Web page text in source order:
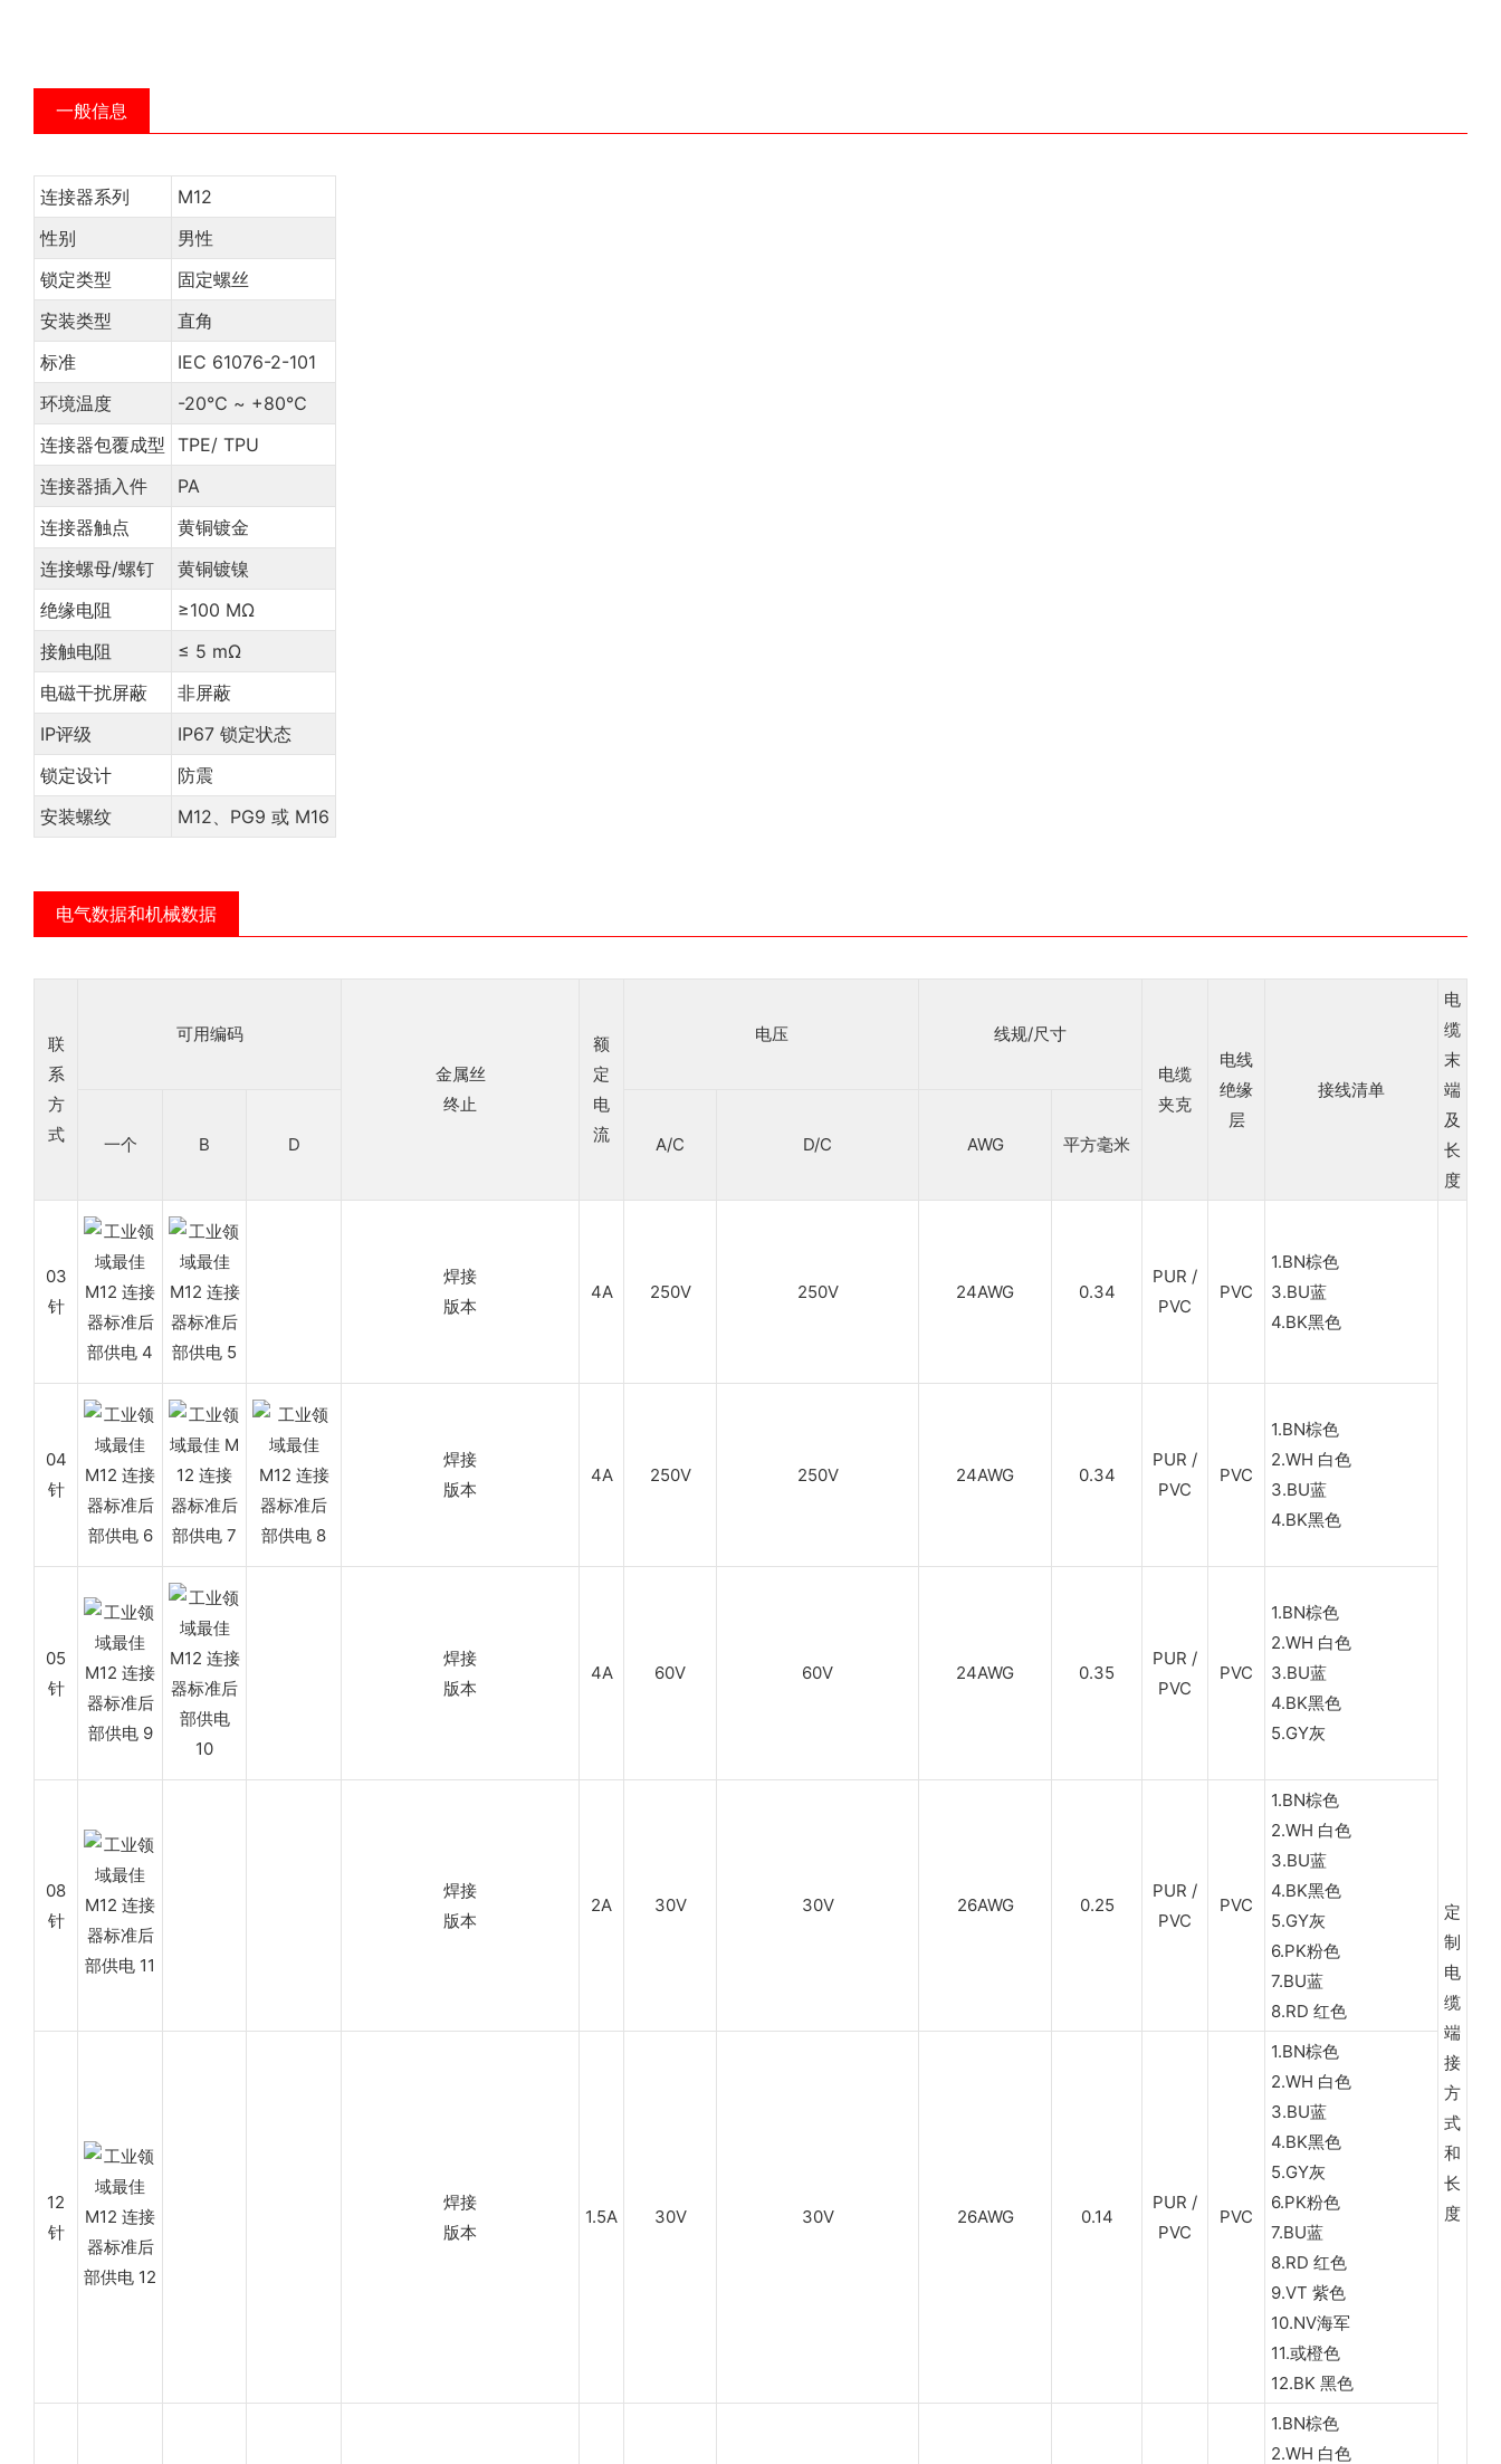
一般信息
连接器系列
M12
性别
男性
锁定类型
固定螺丝
安装类型
直角
标准
IEC 61076-2-101
环境温度
-20℃ ~ +80℃
连接器包覆成型 TPE/ TPU
连接器插入件
PA
连接器触点
黄铜镀金
连接螺母/螺钉
黄铜镀镍
绝缘电阻
≥100 MΩ
接触电阻
≤ 5 mΩ
电磁干扰屏蔽
非屏蔽
IP评级
IP67 锁定状态
锁定设计
防震
安装螺纹
M12、PG9 或 M16
电气数据和机械数据
联
系
方
式
可用编码
金属丝
终止
额
定
电
流
电压
线规/尺寸
电缆
夹克
电线
绝缘
层
接线清单
电
缆
末
端
及
长
度
一个 B D A/C D/C AWG 平方毫米
03
针
焊接
版本
4A 250V 250V 24AWG 0.34
PUR /
PVC
PVC
1.BN棕色
3.BU蓝
4.BK黑色
定
制
电
缆
端
接
方
式
和
长
度
04
针
焊接
版本
4A 250V 250V 24AWG 0.34
PUR /
PVC
PVC
1.BN棕色
2.WH 白色
3.BU蓝
4.BK黑色
05
针
焊接
版本
4A 60V 60V 24AWG 0.35
PUR /
PVC
PVC
1.BN棕色
2.WH 白色
3.BU蓝
4.BK黑色
5.GY灰
08
针
焊接
版本
2A 30V 30V 26AWG 0.25
PUR /
PVC
PVC
1.BN棕色
2.WH 白色
3.BU蓝
4.BK黑色
5.GY灰
6.PK粉色
7.BU蓝
8.RD 红色
12
针
焊接
版本
1.5A 30V 30V 26AWG 0.14
PUR /
PVC
PVC
1.BN棕色
2.WH 白色
3.BU蓝
4.BK黑色
5.GY灰
6.PK粉色
7.BU蓝
8.RD 红色
9.VT 紫色
10.NV海军
11.或橙色
12.BK 黑色
1.BN棕色
2.WH 白色